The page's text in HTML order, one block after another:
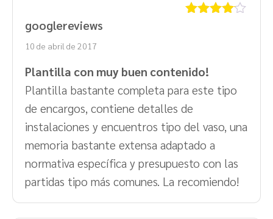
googlereviews
10 de abril de 2017
Plantilla con muy buen contenido!
Plantilla bastante completa para este tipo
de encargos, contiene detalles de
instalaciones y encuentros tipo del vaso, una
memoria bastante extensa adaptado a
normativa específica y presupuesto con las
partidas tipo más comunes. La recomiendo!